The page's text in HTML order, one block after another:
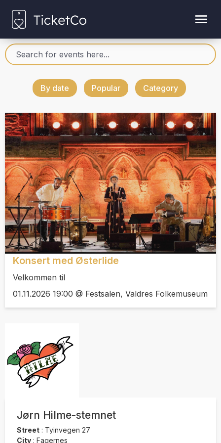
By date Popular Category
Konsert med Østerlide
Velkommen til
01.11.2026 19:00 @ Festsalen, Valdres Folkemuseum
Jørn Hilme-stemnet
Street : Tyinvegen 27
City : Fagernes